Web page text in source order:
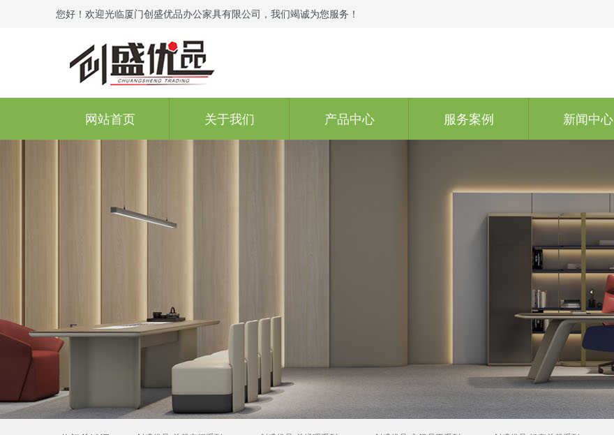
您好！欢迎光临厦门创盛优品办公家具有限公司，我们竭诚为您服务！
网站首页 关于我们 产品中心 服务案例 新闻中心